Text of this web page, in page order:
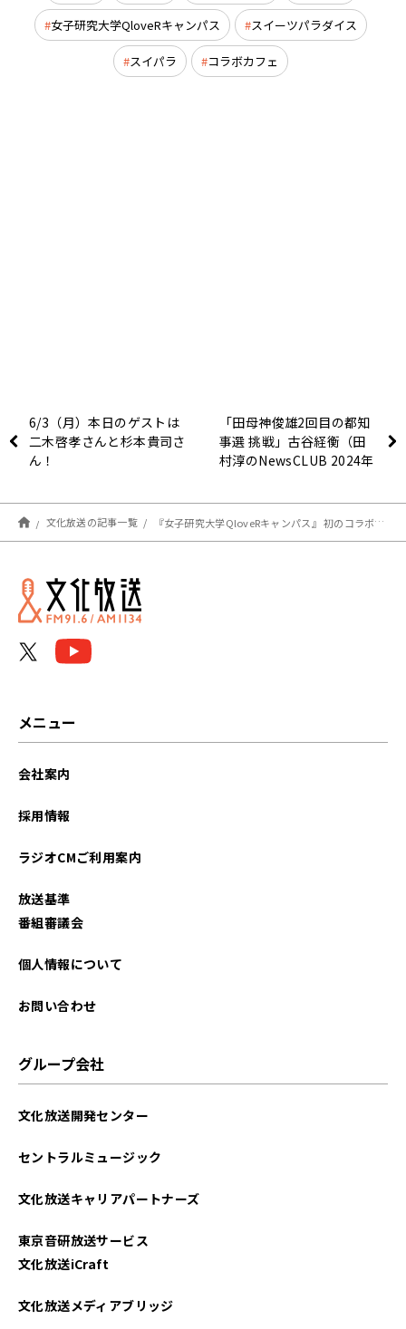
女子研究大学QloveRキャンパス スイーツパラダイス
スイパラ コラボカフェ
6/3（月）本日のゲストは
二木啓孝さんと杉本貴司さ
ん！
「田母神俊雄2回目の都知
事選 挑戦」古谷経衡（田
村淳のNewsCLUB 2024年
文化放送の記事一覧 『女子研究大学QloveRキャンパス』 初のコラボレーションカフェ ７/１（月）からスイーツパラダイス３店舗で開催
メニュー
会社案内
採用情報
ラジオCMご利用案内
放送基準
番組審議会
個人情報について
お問い合わせ
グループ会社
文化放送開発センター
セントラルミュージック
文化放送キャリアパートナーズ
東京音研放送サービス
文化放送iCraft
文化放送メディアブリッジ